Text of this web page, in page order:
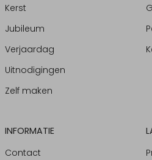
Kerst
Jubileum
Verjaardag
Uitnodigingen
Zelf maken
INFORMATIE
Contact